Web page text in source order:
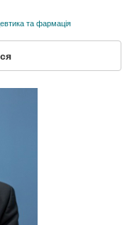
та фармація